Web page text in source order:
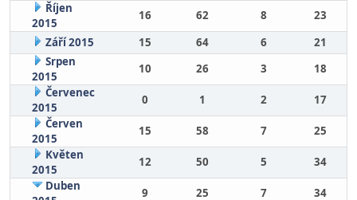
Říjen
2015
16 62 8
23
Září 2015
15 64 6
21
Srpen
2015
10 26 3
18
Červenec
2015
0 1 2
17
Červen
2015
15 58 7
25
Květen
2015
12 50 5
34
Duben
9 25 7
34